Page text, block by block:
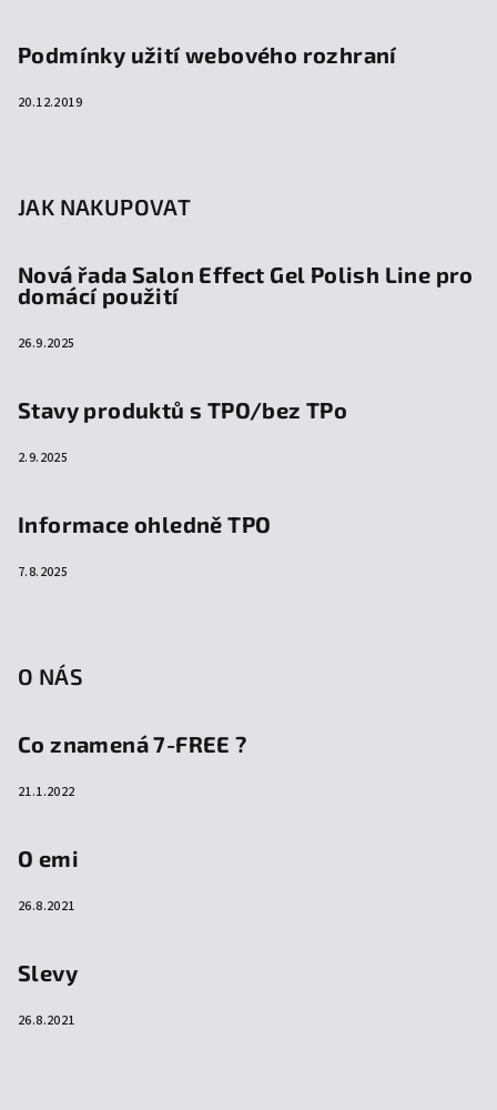
Podmínky užití webového rozhraní
20.12.2019
JAK NAKUPOVAT
Nová řada Salon Effect Gel Polish Line pro
domácí použití
26.9.2025
Stavy produktů s TPO/bez TPo
2.9.2025
Informace ohledně TPO
7.8.2025
O NÁS
Co znamená 7-FREE ?
21.1.2022
O emi
26.8.2021
Slevy
26.8.2021